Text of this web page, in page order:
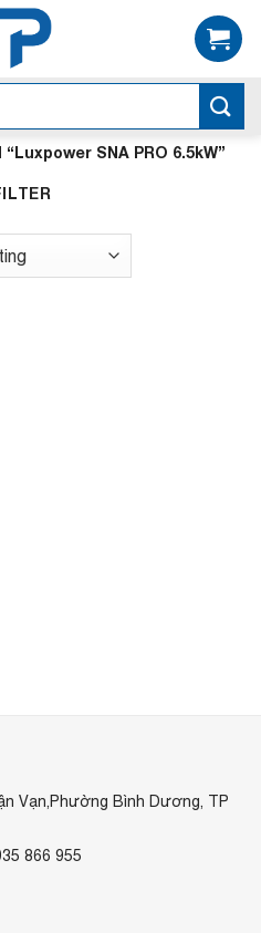
SNA PRO 6.5kW”
Vạn,Phường Bình Dương, TP
866 955